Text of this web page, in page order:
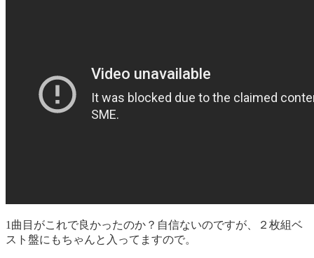
1曲目がこれで良かったのか？自信ないのですが、２枚組ベ
スト盤にもちゃんと入ってますので。